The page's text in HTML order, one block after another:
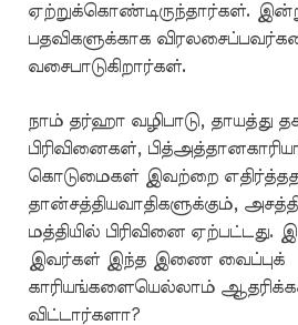
ஏற்றுக்கொண்டிருந்தார்கள்.
பதவிகளுக்காக
வசைபாடுகிறார்கள்.
நாம் தர்ஹா வழிபாடு, தாயத்து
பிரிவினைகள்,
கொடுமைகள் இவற்றை
தான்சத்தியவாதிகளுக்கும்,
மத்தியில் பிரிவினை ஏற்பட்டது.
இவர்கள் இந்த இணை வைப்புக்
காரியங்களையெல்லாம்
விட்டார்களா?